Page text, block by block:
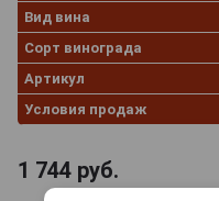
Вид вина
Сорт винограда
Артикул
Условия продаж
1 744 руб.